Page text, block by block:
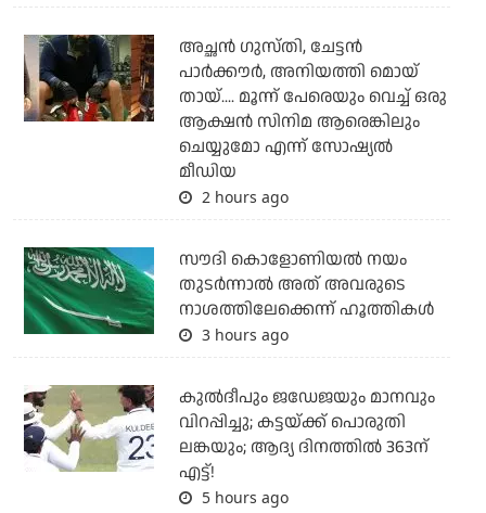
അച്ഛന്‍ ഗുസ്തി, ചേട്ടന്‍
പാര്‍ക്കൗര്‍, അനിയത്തി മൊയ്
തായ്.... മൂന്ന് പേരെയും വെച്ച് ഒരു
ആക്ഷന്‍ സിനിമ ആരെങ്കിലും
ചെയ്യുമോ എന്ന് സോഷ്യല്‍
മീഡിയ
2 hours ago
സൗദി കൊളോണിയല്‍ നയം
തുടര്‍ന്നാല്‍ അത് അവരുടെ
നാശത്തിലേക്കെന്ന് ഹൂത്തികള്‍
3 hours ago
കുല്‍ദീപും ജഡേജയും മാനവും
വിറപ്പിച്ചു; കട്ടയ്ക്ക് പൊരുതി
ലങ്കയും; ആദ്യ ദിനത്തില്‍ 363ന്
എട്ട്!
5 hours ago